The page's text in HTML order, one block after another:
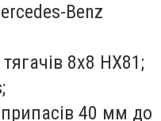
Benz
8x8 HX81;
40 мм до